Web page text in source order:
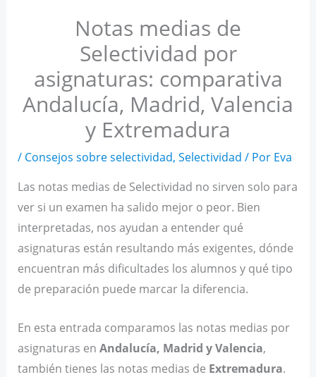
Notas medias de
Selectividad por
asignaturas: comparativa
Andalucía, Madrid, Valencia
y Extremadura
/ Consejos sobre selectividad, Selectividad / Por Eva
Las notas medias de Selectividad no sirven solo para
ver si un examen ha salido mejor o peor. Bien
interpretadas, nos ayudan a entender qué
asignaturas están resultando más exigentes, dónde
encuentran más dificultades los alumnos y qué tipo
de preparación puede marcar la diferencia.
En esta entrada comparamos las notas medias por
asignaturas en Andalucía, Madrid y Valencia,
también tienes las notas medias de Extremadura.